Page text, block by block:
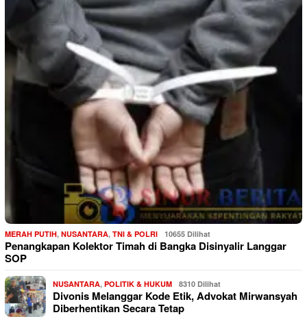
MERAH PUTIH, NUSANTARA, TNI & POLRI 10655 Dilihat
Penangkapan Kolektor Timah di Bangka Disinyalir Langgar
SOP
NUSANTARA, POLITIK & HUKUM 8310 Dilihat
Divonis Melanggar Kode Etik, Advokat Mirwansyah
Diberhentikan Secara Tetap